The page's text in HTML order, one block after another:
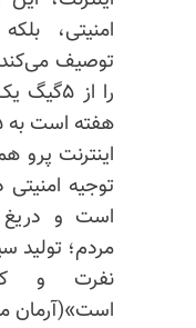
امنیتی،
را از
اینترنت
توجیه
است و
مردم؛ تولید
نفرت و
است»(آرمان ملی،